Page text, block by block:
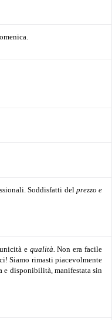
Soddisfatti del prezzo e
e qualità. Non era facile
Siamo rimasti piacevolmente
e disponibilità, manifestata sin